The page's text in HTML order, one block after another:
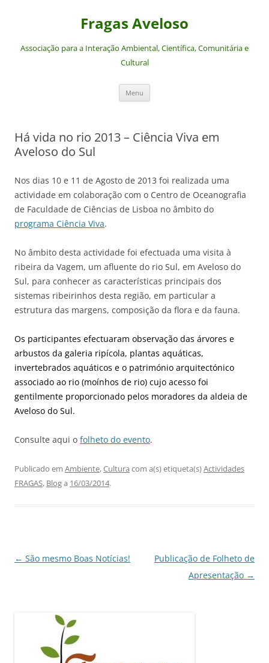
Fragas Aveloso
Associação para a Interação Ambiental, Científica, Comunitária e
Cultural
Menu
Há vida no rio 2013 – Ciência Viva em
Aveloso do Sul
Nos dias 10 e 11 de Agosto de 2013 foi realizada uma
actividade em colaboração com o Centro de Oceanografia
de Faculdade de Ciências de Lisboa no âmbito do
programa Ciência Viva.
No âmbito desta actividade foi efectuada uma visita à
ribeira da Vagem, um afluente do rio Sul, em Aveloso do
Sul, para conhecer as características principais dos
sistemas ribeirinhos desta região, em particular a
estrutura das margens, composição da flora e da fauna.
Os participantes efectuaram observação das árvores e
arbustos da galeria ripícola, plantas aquáticas,
invertebrados aquáticos e o património arquitectónico
associado ao rio (moínhos de rio) cujo acesso foi
gentilmente proporcionado pelos moradores da aldeia de
Aveloso do Sul.
Consulte aqui o folheto do evento.
Publicado em Ambiente,Cultura com a(s) etiqueta(s)Actividades
FRAGAS, Bloga 16/03/2014.
Navegação
← São mesmo Boas Notícias!
Publicação de Folheto de
Apresentação →